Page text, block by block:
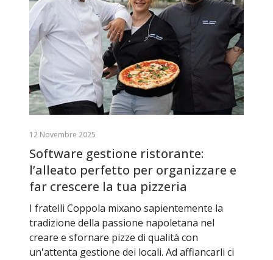
12 Novembre 2025
Software gestione ristorante:
l’alleato perfetto per organizzare e
far crescere la tua pizzeria
I fratelli Coppola mixano sapientemente la
tradizione della passione napoletana nel
creare e sfornare pizze di qualità con
un'attenta gestione dei locali. Ad affiancarli ci